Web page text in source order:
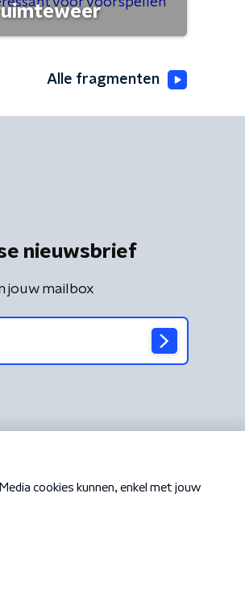
Alle fragmenten
nieuwsbrief
jouw mailbox